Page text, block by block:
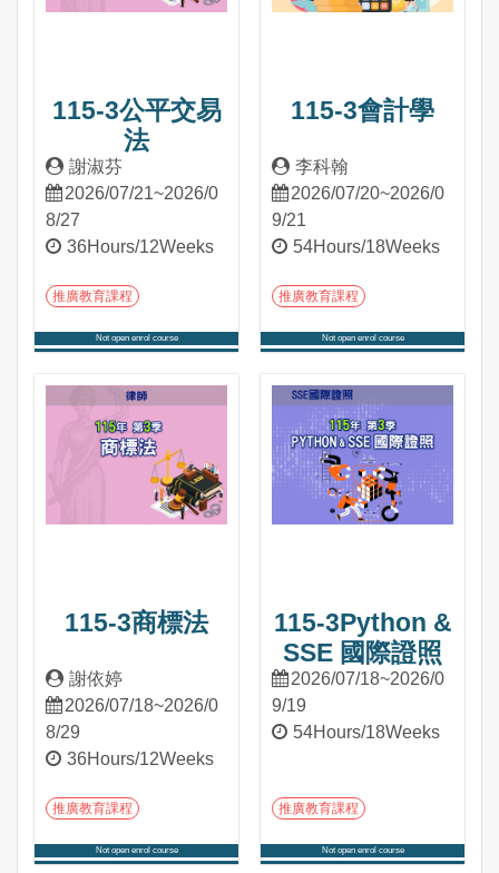
115-3公平交易
法
謝淑芬
2026/07/21~2026/0
8/27
36Hours/12Weeks
推廣教育課程
Not open enrol course
115-3會計學
李科翰
2026/07/20~2026/0
9/21
54Hours/18Weeks
推廣教育課程
Not open enrol course
115-3商標法
謝依婷
2026/07/18~2026/0
8/29
36Hours/12Weeks
推廣教育課程
Not open enrol course
115-3Python &
SSE 國際證照
2026/07/18~2026/0
9/19
54Hours/18Weeks
推廣教育課程
Not open enrol course